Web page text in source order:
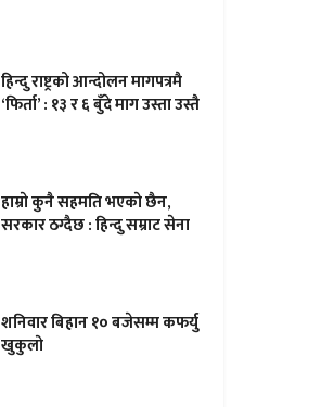
हिन्दु राष्ट्रको आन्दोलन मागपत्रमै
‘फिर्ता’ : १३ र ६ बुँदे माग उस्ता उस्तै
हाम्राे कुनै सहमति भएकाे छैन,
सरकार ठग्दैछ : हिन्दु सम्राट सेना
शनिवार बिहान १० बजेसम्म कफर्यु
खुकुलाे